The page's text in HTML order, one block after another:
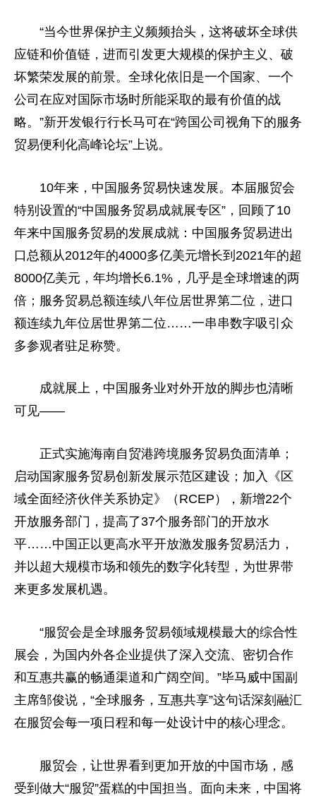
“当今世界保护主义频频抬头，这将破坏全球供
应链和价值链，进而引发更大规模的保护主义、破
坏繁荣发展的前景。全球化依旧是一个国家、一个
公司在应对国际市场时所能采取的最有价值的战
略。”新开发银行行长马可在“跨国公司视角下的服务
贸易便利化高峰论坛”上说。
10年来， 中国 服务贸易快速发展。本届服贸会
特别设置的“中国 服务贸易成就展专区”，回顾了10
年来中国 服务贸易的发展成就： 中国 服务贸易进出
口 总额从2012年的4000多亿美元增长到2021年的超
8000亿美元，年均增长6.1%，几乎是全球增速的两
倍；服务贸易总额连续八年位居世界第二位，进口
额连续九年位居世界第二位……一串串数字吸引众
多参观者驻足称赞。
成就展上， 中国 服务业对外开放的脚步也清晰
可见——
正式实施海南自贸港跨境服务贸易负面清单；
启动国家服务贸易创新发展示范区建设；加入《区
域全面经济伙伴关系协定》（RCEP），新增22个
开放服务部门，提高了37个服务部门的开放水
平……中国 正以更高水平开放激发服务贸易活力，
并以超大规模市场和领先的数字化转型，为世界带
来更多发展机遇。
“服贸会是全球服务贸易领域规模最大的综合性
展会，为国内外各企业提供了深入交流、密切合作
和互惠共赢的畅通渠道和广阔空间。”毕马威中国副
主席邹俊说，“全球服务，互惠共享”这句话深刻融汇
在服贸会每一项日程和每一处设计中的核心理念。
服贸会，让世界看到更加开放的中国市场，感
受到做大“服贸”蛋糕的中国担当。面向未来， 中国将